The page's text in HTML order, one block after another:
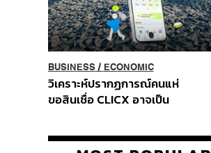
BUSINESS/ ECONOMIC
วิเคราะห์ปรากฏการณ์คนแห่
ขอสินเชื่อ CLICX อาจเป็น
ปัญหาหนี้ครัวเรือนไทยที่ถูกซุก